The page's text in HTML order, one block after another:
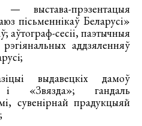
выстава-прэзентацыя
пісьменнікаў Беларусі»
аўтограф-сесіі, паэтычныя
аддзяленняў
выдавецкіх дамоў
«Звязда»; гандаль
сувенірнай прадукцыяй